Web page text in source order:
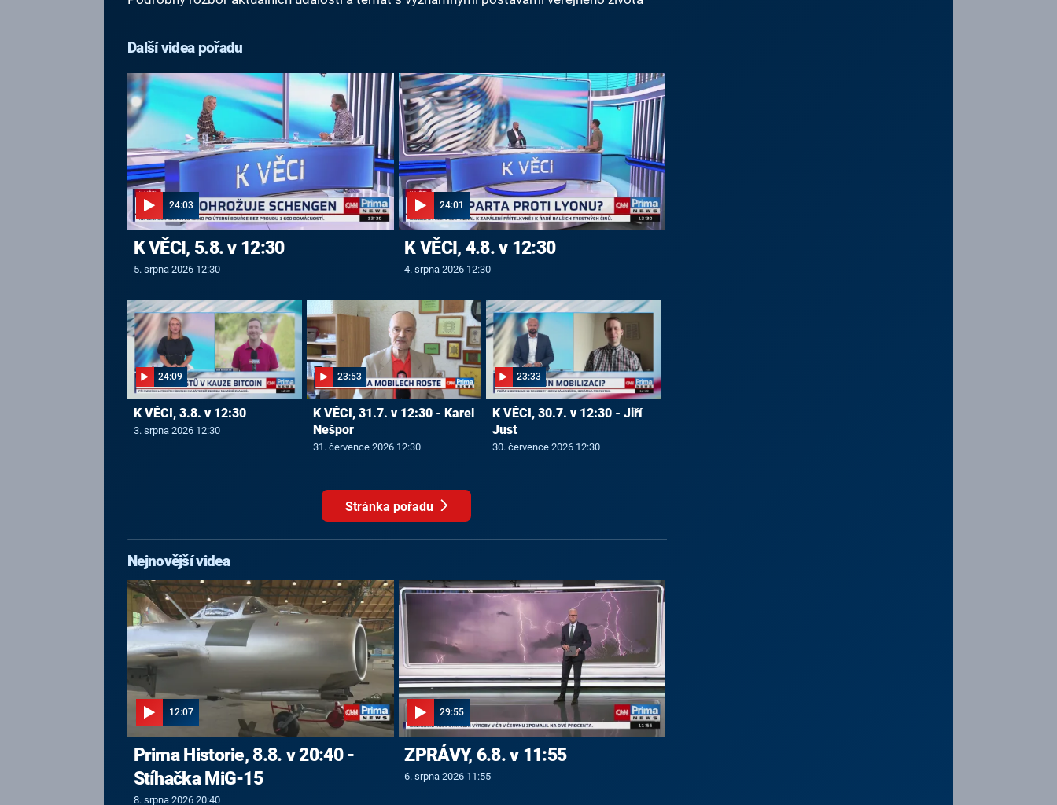
Další videa pořadu
24:03
K VĚCI, 5.8. v 12:30
5. srpna 2026 12:30
24:01
K VĚCI, 4.8. v 12:30
4. srpna 2026 12:30
24:09
K VĚCI, 3.8. v 12:30
3. srpna 2026 12:30
23:53
K VĚCI, 31.7. v 12:30 - Karel
Nešpor
31. července 2026 12:30
23:33
K VĚCI, 30.7. v 12:30 - Jiří
Just
30. července 2026 12:30
Stránka pořadu
Nejnovější videa
12:07
Prima Historie, 8.8. v 20:40 -
Stíhačka MiG-15
8. srpna 2026 20:40
29:55
ZPRÁVY, 6.8. v 11:55
6. srpna 2026 11:55